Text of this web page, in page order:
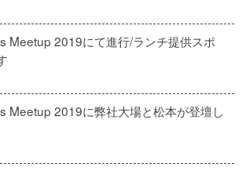
Meetup 2019にて進行/ランチ提供スポ
Meetup 2019に弊社大場と松本が登壇し